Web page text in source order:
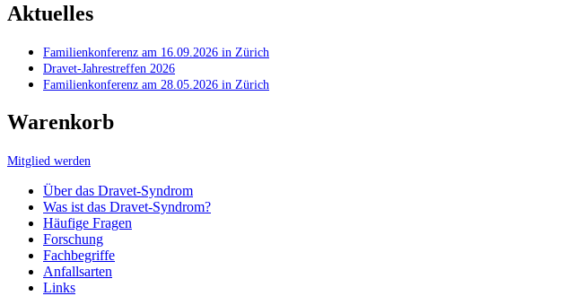
Aktuelles
Familienkonferenz am 16.09.2026 in Zürich
Dravet-Jahrestreffen 2026
Familienkonferenz am 28.05.2026 in Zürich
Warenkorb
Mitglied werden
Über das Dravet-Syndrom
Was ist das Dravet-Syndrom?
Häufige Fragen
Forschung
Fachbegriffe
Anfallsarten
Links